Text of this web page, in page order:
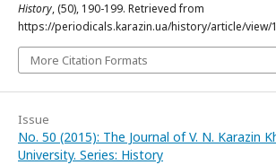
History, (50), 190-199. Retrieved from
https://periodicals.karazin.ua/history/article/view/
More Citation Formats
Issue
No. 50 (2015): The Journal of V. N. Karazin
University. Series: History